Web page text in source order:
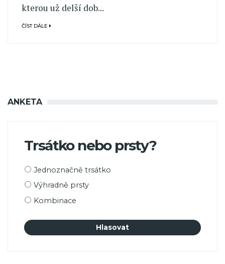
kterou už delší dob...
ČÍST DÁLE
ANKETA
Trsátko nebo prsty?
Možnosti
Jednoznačně trsátko
Výhradně prsty
Kombinace